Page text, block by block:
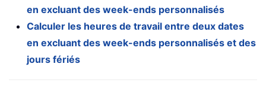
en excluant des week-ends personnalisés
Calculer les heures de travail entre deux dates
en excluant des week-ends personnalisés et des
jours fériés